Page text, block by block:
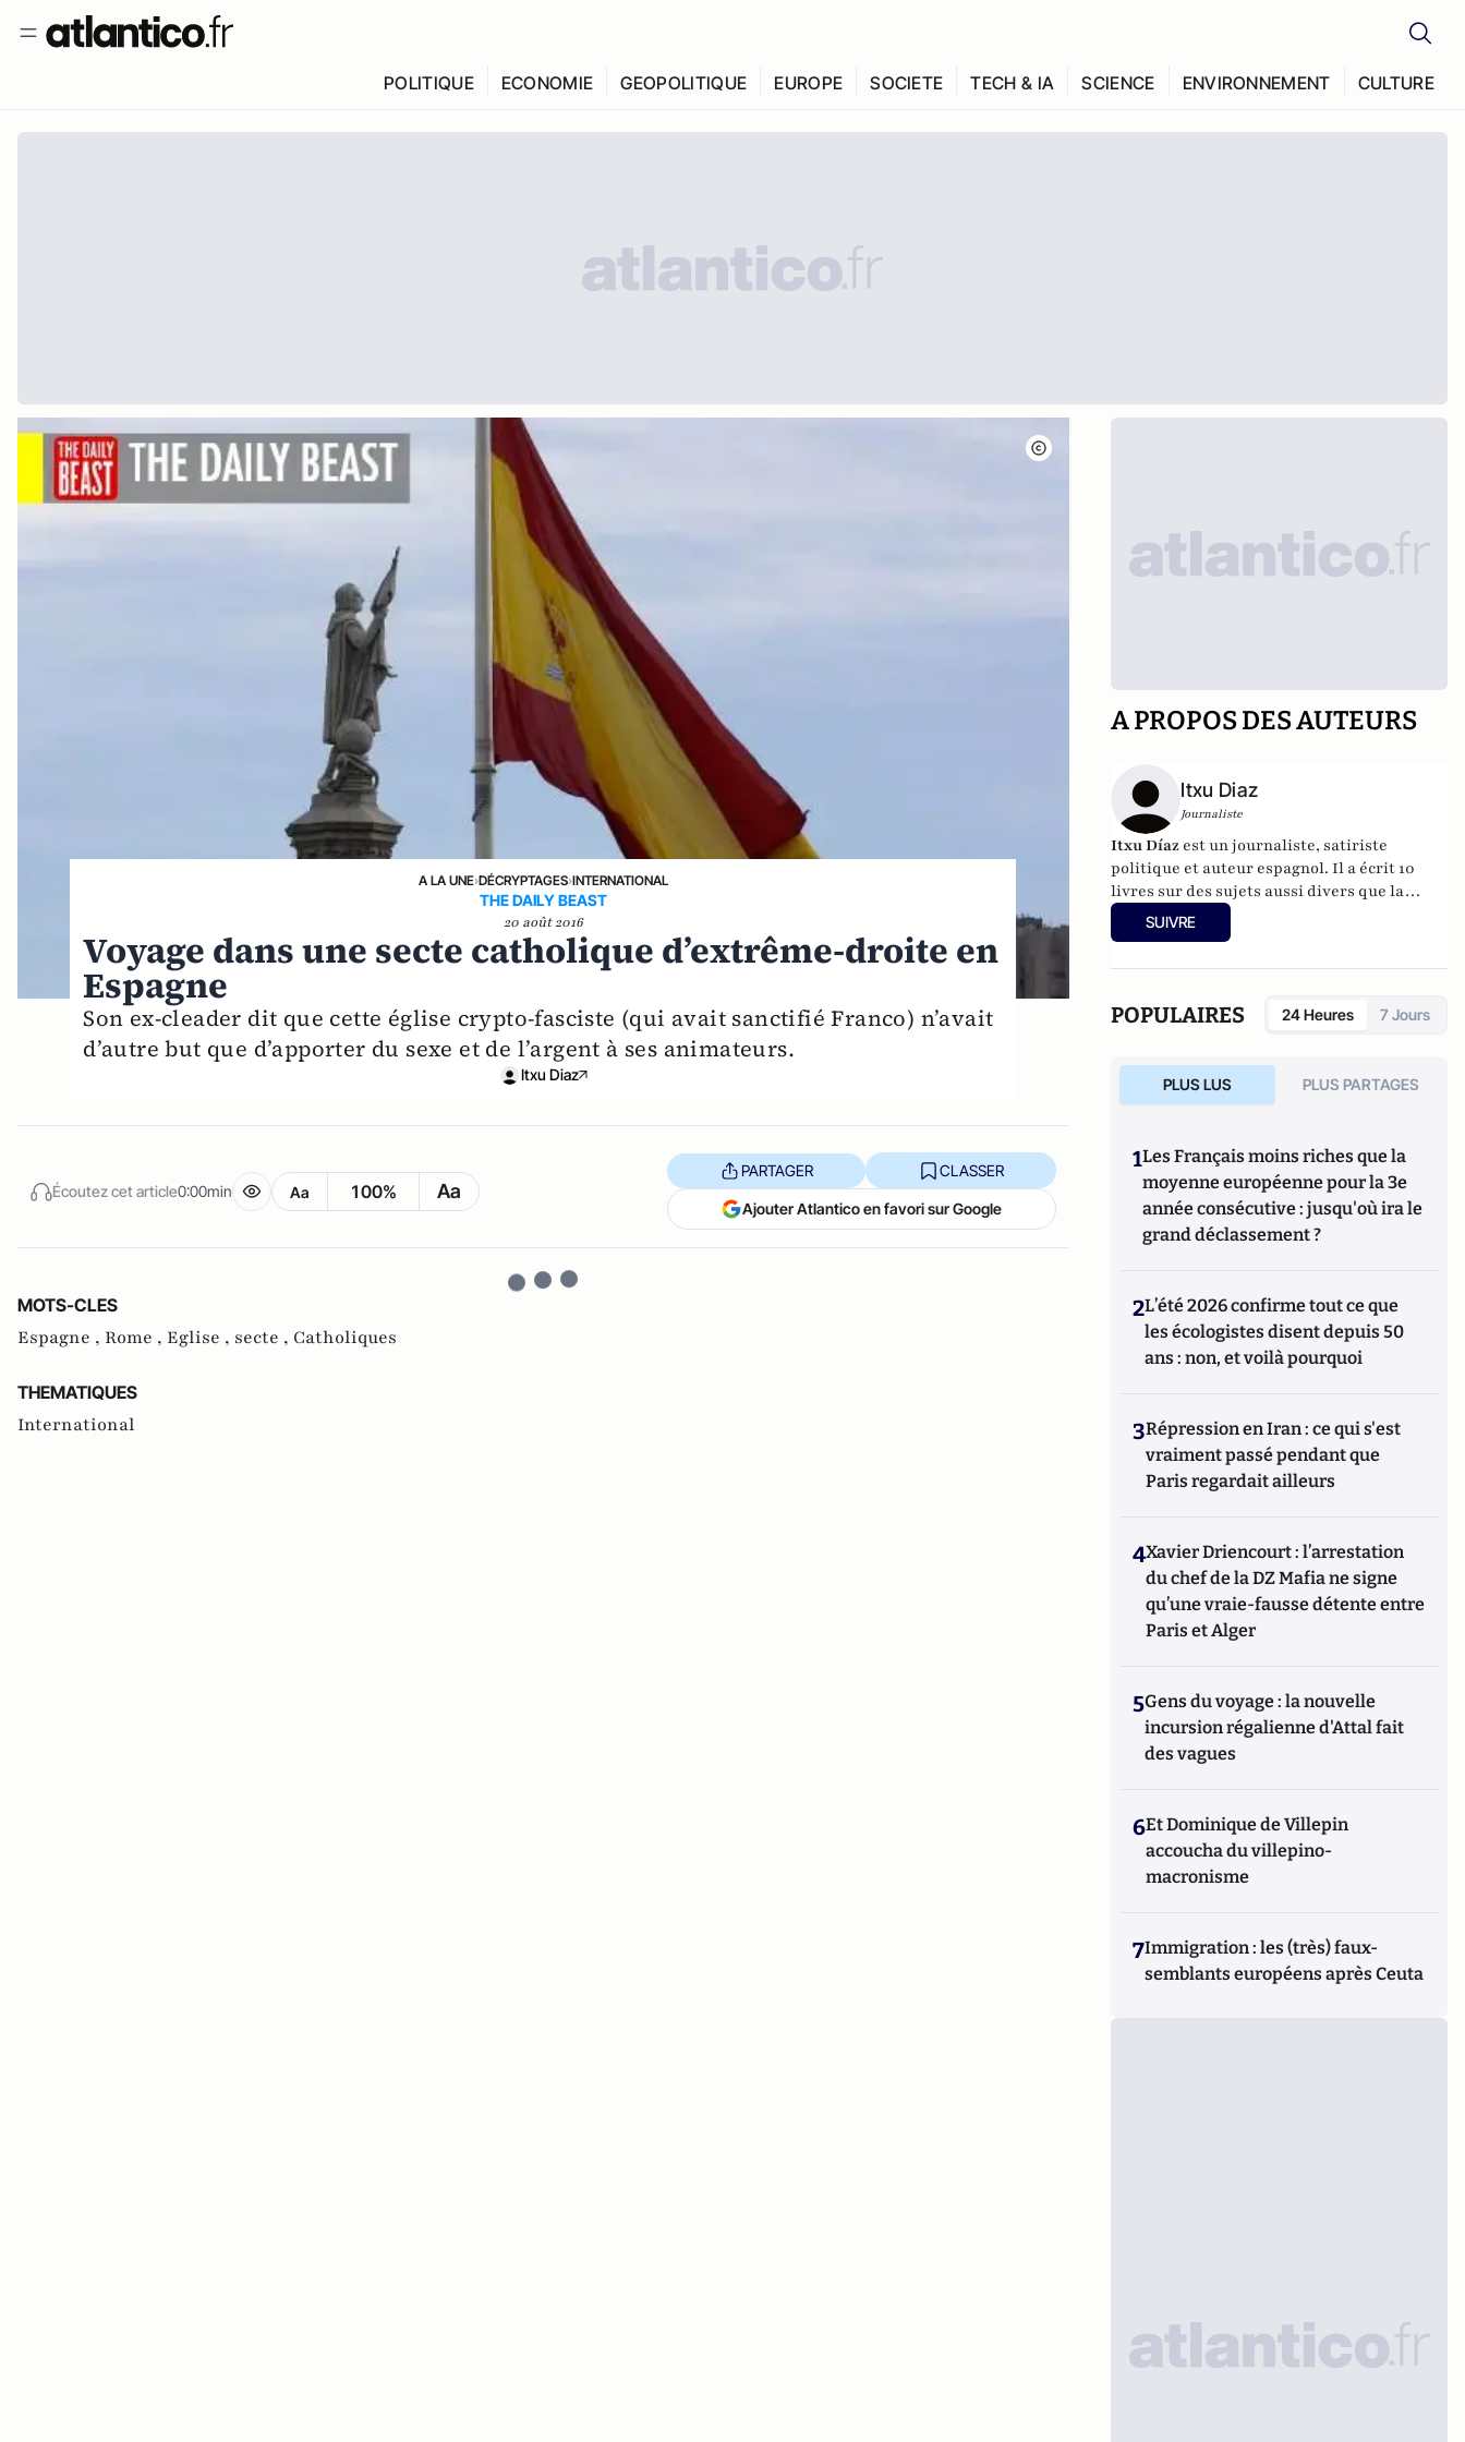
POLITIQUE ECONOMIE GEOPOLITIQUE EUROPE SOCIETE TECH & IA SCIENCE ENVIRONNEMENT CULTURE
A LA UNE›DÉCRYPTAGES›INTERNATIONAL
THE DAILY BEAST
20 août 2016
Voyage dans une secte catholique d’extrême-droite en
Espagne
Son ex-cleader dit que cette église crypto-fasciste (qui avait sanctifié Franco) n’avait
d’autre but que d’apporter du sexe et de l’argent à ses animateurs.
Itxu Diaz
Écoutez cet article0:00min Aa 100% Aa
PARTAGER CLASSER
Ajouter Atlantico en favori sur Google
MOTS-CLES
Espagne , Rome , Eglise , secte , Catholiques
THEMATIQUES
International
A PROPOS DES AUTEURS
Itxu Diaz
Journaliste
Itxu Díaz est un journaliste, satiriste
politique et auteur espagnol. Il a écrit 10
livres sur des sujets aussi divers que la
politique, la musique et les appareils
intelligents. Il est collaborateur de The
Things , American Conservator , The
Federalist et Diario Las Américas aux États-
magazines et journaux espagnols. Il a
également été conseiller auprès du
des Sports d'Espagne.
SUIVRE
POPULAIRES 24 Heures 7 Jours
PLUS LUS PLUS PARTAGES
1Les Français moins riches que la
moyenne européenne pour la 3e
année consécutive : jusqu'où ira le
grand déclassement ?
2L’été 2026 confirme tout ce que
les écologistes disent depuis 50
ans : non, et voilà pourquoi
3Répression en Iran : ce qui s'est
vraiment passé pendant que
Paris regardait ailleurs
4Xavier Driencourt : l’arrestation
du chef de la DZ Mafia ne signe
qu’une vraie-fausse détente entre
Paris et Alger
5Gens du voyage : la nouvelle
incursion régalienne d'Attal fait
des vagues
6Et Dominique de Villepin
accoucha du villepino-
macronisme
7Immigration : les (très) faux-
semblants européens après Ceuta